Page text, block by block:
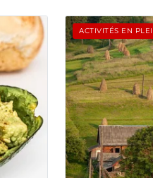
ACTIVITÉS EN